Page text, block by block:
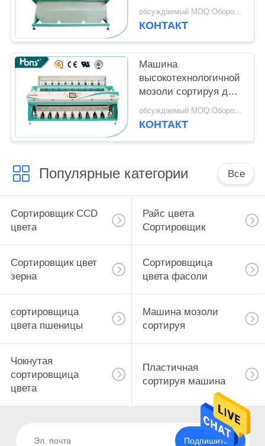
машина цвета
сортируя для маиса
обсуждаемый MOQ:Оборотный
КОНТАКТ
Машина
высокотехнологичной
мозоли сортируя для
сортировщицы цвета
фасолей зерна
обсуждаемый MOQ:Оборотный
КОНТАКТ
Популярные категории Все
Сортировщик CCD
цвета
Райс цвета
Сортировщик
Сортировщик цвет
зерна
Сортировщица
цвета фасоли
сортировщица
цвета пшеницы
Машина мозоли
сортируя
Чокнутая
сортировщица
цвета
Пластичная
сортируя машина
Подпишитесь